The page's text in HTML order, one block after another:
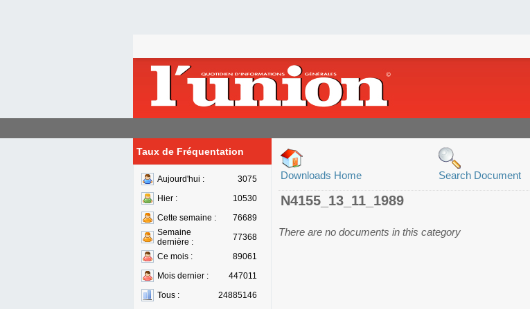
Taux de Fréquentation
Aujourd'hui :
3075
Hier :
10530
Cette semaine :
76689
Semaine
dernière :
77368
Ce mois :
89061
Mois dernier :
447011
Tous :
24885146
Downloads Home Search Document
N4155_13_11_1989
There are no documents in this category